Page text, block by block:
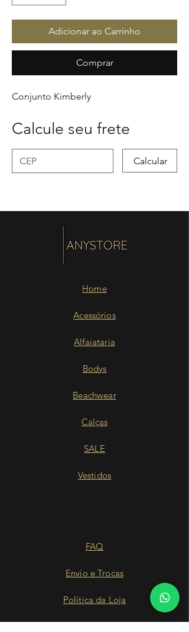
Adicionar ao Carrinho
Comprar
Conjunto Kimberly
Calcule seu frete
Calcular
Home
Acessórios
Alfaiataria
Bodys
Beachwear
Calças
SALE
Vestidos
FAQ
Envio e Trocas
Política da Loja